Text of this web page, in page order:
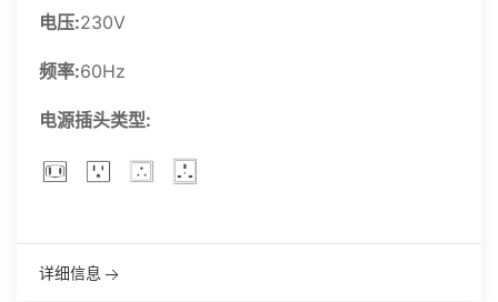
电压:230V
频率:60Hz
电源插头类型:
详细信息